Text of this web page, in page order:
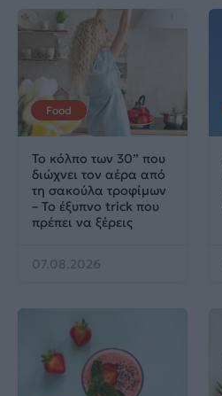
Food
Το κόλπο των 30” που
διώχνει τον αέρα από
τη σακούλα τροφίμων
– Το έξυπνο trick που
πρέπει να ξέρεις
07.08.2026